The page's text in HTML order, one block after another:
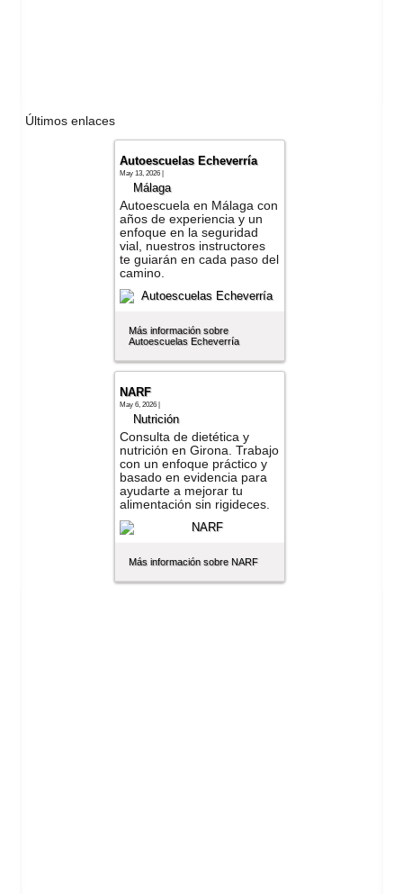
Últimos enlaces
Autoescuelas Echeverría
May 13, 2026 |
Málaga
Autoescuela en Málaga con
años de experiencia y un
enfoque en la seguridad
vial, nuestros instructores
te guiarán en cada paso del
camino.
Más información sobre
Autoescuelas Echeverría
NARF
May 6, 2026 |
Nutrición
Consulta de dietética y
nutrición en Girona. Trabajo
con un enfoque práctico y
basado en evidencia para
ayudarte a mejorar tu
alimentación sin rigideces.
Más información sobre NARF